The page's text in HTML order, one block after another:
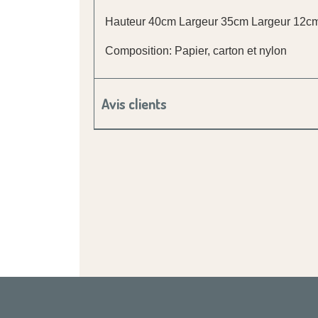
Hauteur 40cm Largeur 35cm Largeur
Composition: Papier, carton et nylon
Avis clients